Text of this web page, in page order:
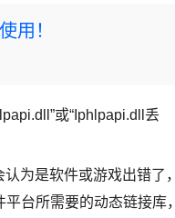
用！
或“Iphlpapi.dll丢
为是软件或游戏出错了，
台所需要的动态链接库，